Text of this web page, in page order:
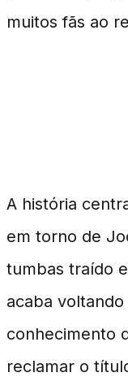
muitos fãs ao
A história
em torno de
tumbas traído
acaba
conhecimento
reclamar o